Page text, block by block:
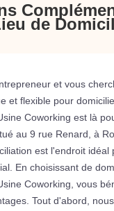
de
et vous
et flexible pour
Coworking est là
au 9 rue Renard, à
est l'endroit idéal
En choisissant de
Coworking, vous
Tout d'abord,